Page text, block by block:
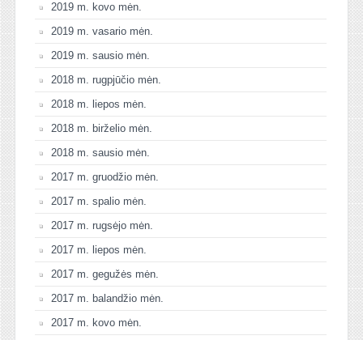
2019 m. kovo mėn.
2019 m. vasario mėn.
2019 m. sausio mėn.
2018 m. rugpjūčio mėn.
2018 m. liepos mėn.
2018 m. birželio mėn.
2018 m. sausio mėn.
2017 m. gruodžio mėn.
2017 m. spalio mėn.
2017 m. rugsėjo mėn.
2017 m. liepos mėn.
2017 m. gegužės mėn.
2017 m. balandžio mėn.
2017 m. kovo mėn.